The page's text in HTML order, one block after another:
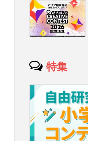
特集